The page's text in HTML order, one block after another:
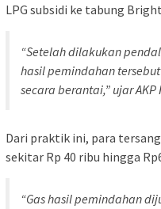
LPG subsidi ke tabung
“Setelah dilakukan
hasil pemindahan
secara berantai,” ujar AKP
Dari praktik ini, para
sekitar Rp 40 ribu hingga
“Gas hasil pemindahan